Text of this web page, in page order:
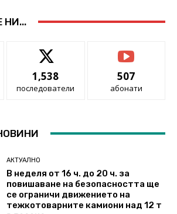
НИ...
1,538
последователи
507
абонати
АКТУАЛНО
В неделя от 16 ч. до 20 ч. за
повишаване на безопасността ще
се ограничи движението на
тежкотоварните камиони над 12 т